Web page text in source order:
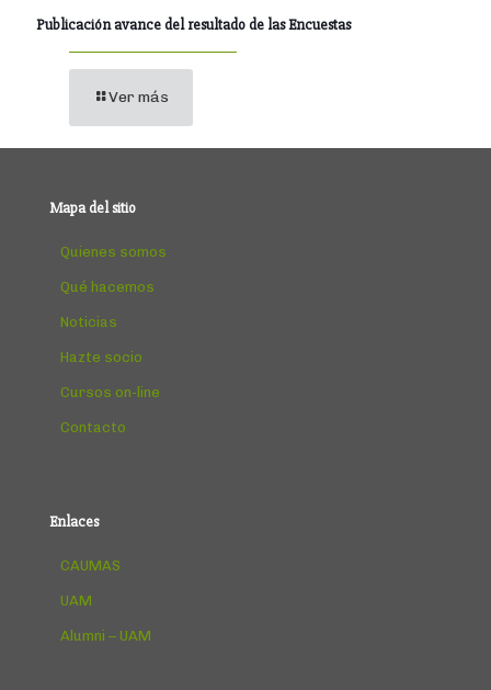
Publicación avance del resultado de las Encuestas
Ver más
Mapa del sitio
Quienes somos
Qué hacemos
Noticias
Hazte socio
Cursos on-line
Contacto
Enlaces
CAUMAS
UAM
Alumni – UAM